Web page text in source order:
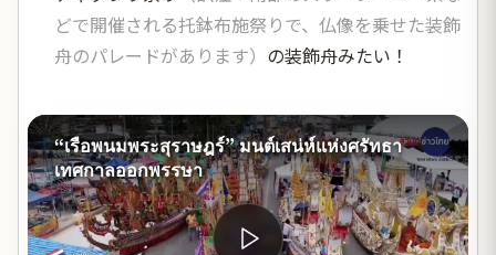
どで開催される托鉢布施祭りで、仏像を乗せた装飾
舟のパレードがあります） の装飾舟みたい！
“เรือพนมพระสุราษฎร์” มนต์เสน่ห์แห่งศรัทธา
เทศกาลออกพรรษา